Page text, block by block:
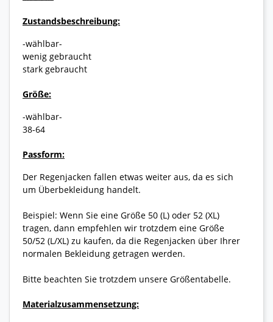
Zustandsbeschreibung:
-wählbar-
wenig gebraucht
stark gebraucht
Größe:
-wählbar-
38-64
Passform:
Der Regenjacken fallen etwas weiter aus, da es sich
um Überbekleidung handelt.
Beispiel: Wenn Sie eine Größe 50 (L) oder 52 (XL)
tragen, dann empfehlen wir trotzdem eine Größe
50/52 (L/XL) zu kaufen, da die Regenjacken über Ihrer
normalen Bekleidung getragen werden.
Bitte beachten Sie trotzdem unsere Größentabelle.
Materialzusammensetzung: